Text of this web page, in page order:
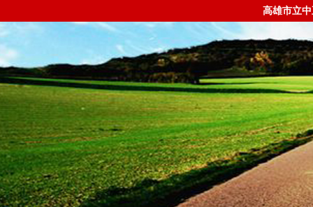
高雄市立